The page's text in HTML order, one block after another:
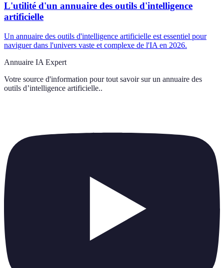
L'utilité d'un annuaire des outils d'intelligence
artificielle
Un annuaire des outils d'intelligence artificielle est essentiel pour
naviguer dans l'univers vaste et complexe de l'IA en 2026.
Annuaire IA Expert
Votre source d'information pour tout savoir sur un annuaire des
outils d’intelligence artificielle..